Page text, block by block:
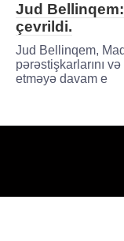
Jud
çevrildi.
Jud Bellinqem,
pərəstişkarlarını
etməyə davam e